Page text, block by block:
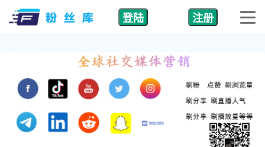
登陆 注册